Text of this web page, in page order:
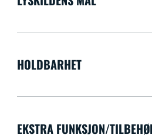
HOLDBARHET
EKSTRA FUNKSJON/